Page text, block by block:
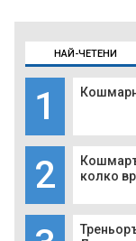
НАЙ-ЧЕТЕНИ
1
2
колко